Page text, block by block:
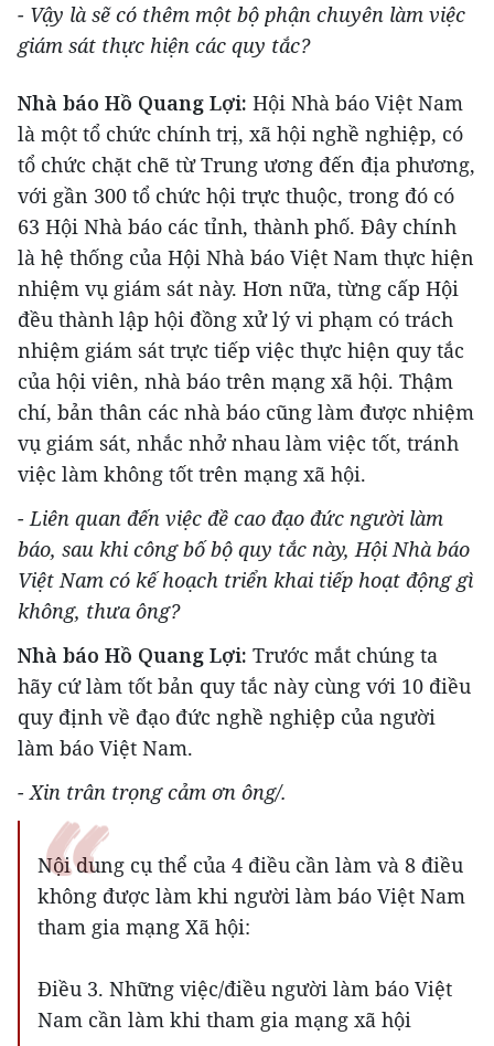
- Vậy là sẽ có thêm một bộ phận chuyên làm việc
giám sát thực hiện các quy tắc?
Nhà báo Hồ Quang Lợi: Hội Nhà báo Việt Nam
là một tổ chức chính trị, xã hội nghề nghiệp, có
tổ chức chặt chẽ từ Trung ương đến địa phương,
với gần 300 tổ chức hội trực thuộc, trong đó có
63 Hội Nhà báo các tỉnh, thành phố. Đây chính
là hệ thống của Hội Nhà báo Việt Nam thực hiện
nhiệm vụ giám sát này. Hơn nữa, từng cấp Hội
đều thành lập hội đồng xử lý vi phạm có trách
nhiệm giám sát trực tiếp việc thực hiện quy tắc
của hội viên, nhà báo trên mạng xã hội. Thậm
chí, bản thân các nhà báo cũng làm được nhiệm
vụ giám sát, nhắc nhở nhau làm việc tốt, tránh
việc làm không tốt trên mạng xã hội.
- Liên quan đến việc đề cao đạo đức người làm
báo, sau khi công bố bộ quy tắc này, Hội Nhà báo
Việt Nam có kế hoạch triển khai tiếp hoạt động gì
không, thưa ông?
Nhà báo Hồ Quang Lợi: Trước mắt chúng ta
hãy cứ làm tốt bản quy tắc này cùng với 10 điều
quy định về đạo đức nghề nghiệp của người
làm báo Việt Nam.
- Xin trân trọng cảm ơn ông/.
Nội dung cụ thể của 4 điều cần làm và 8 điều
không được làm khi người làm báo Việt Nam
tham gia mạng Xã hội:
Điều 3. Những việc/điều người làm báo Việt
Nam cần làm khi tham gia mạng xã hội